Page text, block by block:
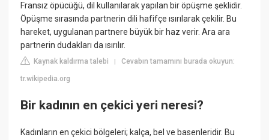
Fransız öpücüğü, dil kullanılarak yapılan bir öpüşme şeklidir.
Öpüşme sırasında partnerin dili hafifçe ısırılarak çekilir. Bu
hareket, uygulanan partnere büyük bir haz verir. Ara ara
partnerin dudakları da ısırılır.
Kaynak kaldırma talebi |Cevabın tamamını burada okuyun:
tr.wikipedia.org
Bir kadının en çekici yeri neresi?
Kadınların en çekici bölgeleri; kalça, bel ve basenleridir. Bu